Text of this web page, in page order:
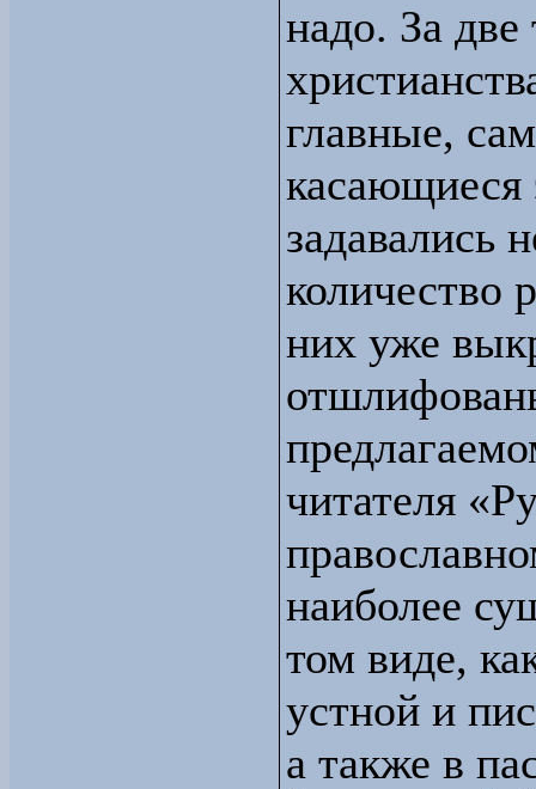
надо. За две
главные,
касающиеся
задавались
количество
них уже
читателя
наиболее
том виде,
устной и
а также в